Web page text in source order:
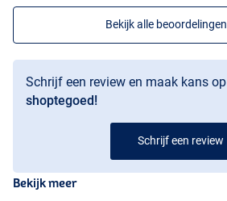
Bekijk alle beoordelingen
Schrijf een review en maak kans op
shoptegoed!
Schrijf een review
Bekijk meer